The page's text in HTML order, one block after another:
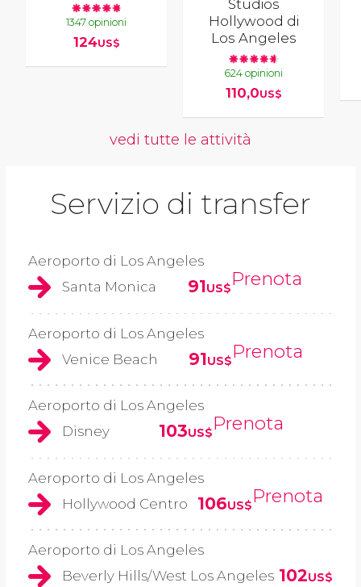
1347 opinioni
124US$
Studios
Hollywood di
Los Angeles
624 opinioni
110,0US$
vedi tutte le attività
Servizio di transfer
Aeroporto di Los Angeles
Santa Monica
91US$Prenota
Aeroporto di Los Angeles
Venice Beach
91US$Prenota
Aeroporto di Los Angeles
Disney
103US$Prenota
Aeroporto di Los Angeles
Hollywood Centro
106US$Prenota
Aeroporto di Los Angeles
Beverly Hills/West Los Angeles 102US$